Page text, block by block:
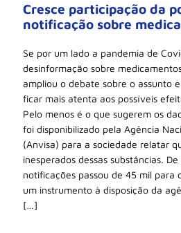
Cresce participação da
notificação sobre
Se por um lado a pandemia de
desinformação sobre
ampliou o debate sobre o assunto
ficar mais atenta aos possíveis
Pelo menos é o que sugerem os
foi disponibilizado pela Agência
(Anvisa) para a sociedade relatar
inesperados dessas substâncias.
notificações passou de 45 mil para
um instrumento à disposição da
[…]